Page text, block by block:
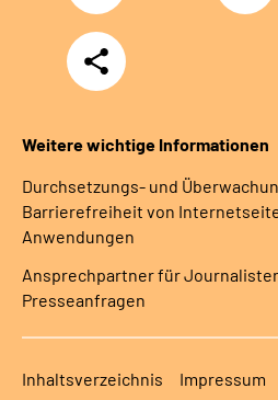
Teilen
Weitere wichtige Informationen
Durchsetzungs- und
Barrierefreiheit von
Anwendungen
Ansprechpartner für
Presseanfragen
Inhaltsverzeichnis Impressum